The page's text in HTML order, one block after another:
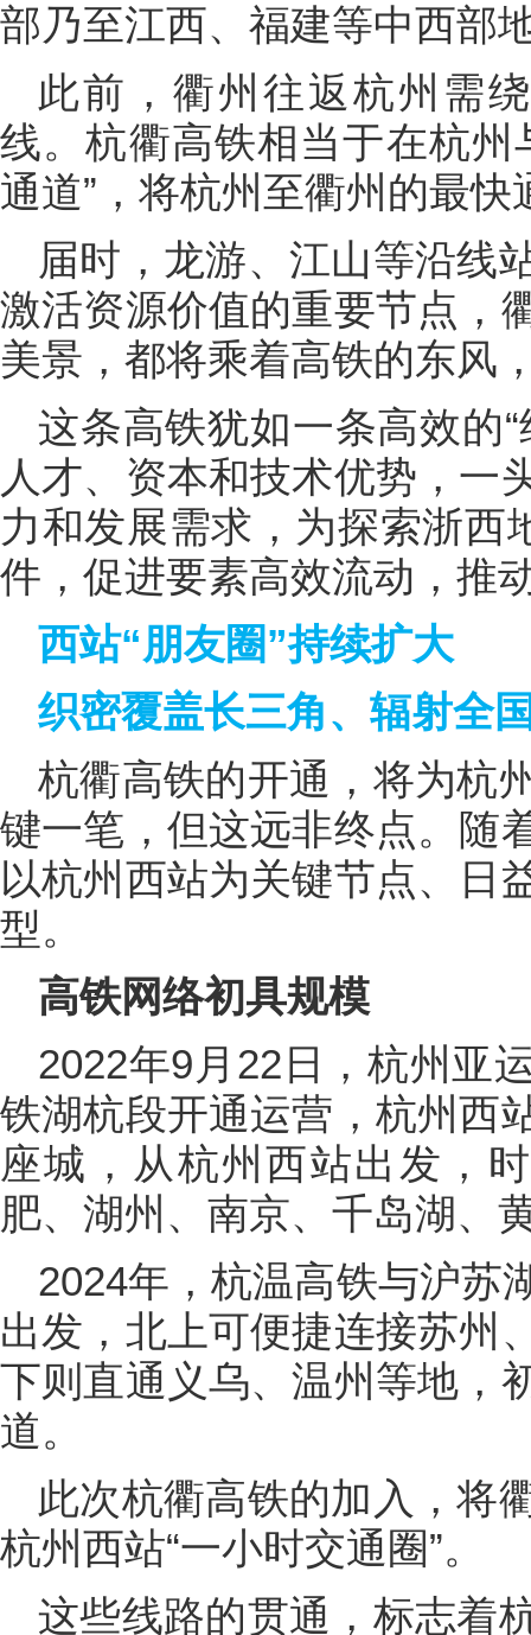
部乃至江西、福建等中西部
此前，衢州往返杭州需
线。杭衢高铁相当于在杭州
通道”，将杭州至衢州的最
届时，龙游、江山等沿线
激活资源价值的重要节点，
美景，都将乘着高铁的东风
这条高铁犹如一条高效的
人才、资本和技术优势，一
力和发展需求，为探索浙西
件，促进要素高效流动，推
西站“朋友圈”持续扩大
织密覆盖长三角、辐射全
杭衢高铁的开通，将为杭
键一笔，但这远非终点。随
以杭州西站为关键节点、日
型。
高铁网络初具规模
2022年9月22日，杭州
铁湖杭段开通运营，杭州西
座城，从杭州西站出发，
肥、湖州、南京、千岛湖、
2024年，杭温高铁与沪苏
出发，北上可便捷连接苏州
下则直通义乌、温州等地，
道。
此次杭衢高铁的加入，将
杭州西站“一小时交通圈”。
这些线路的贯通，标志着